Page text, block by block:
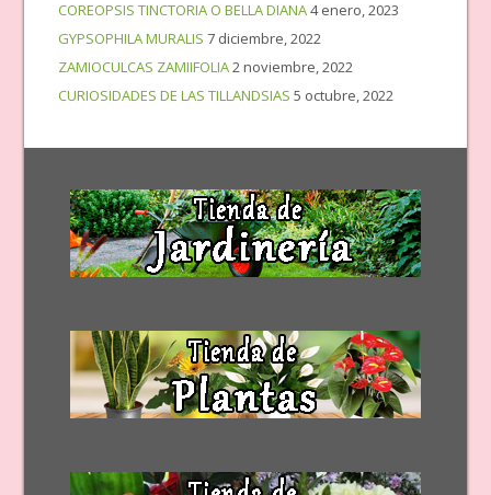
COREOPSIS TINCTORIA O BELLA DIANA4 enero, 2023
GYPSOPHILA MURALIS 7 diciembre, 2022
ZAMIOCULCAS ZAMIIFOLIA2 noviembre, 2022
CURIOSIDADES DE LAS TILLANDSIAS 5 octubre, 2022